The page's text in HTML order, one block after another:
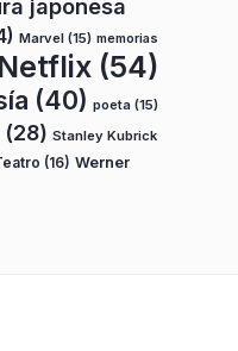
japonesa
Marvel (15) memorias
Netflix (54)
(40) poeta (15)
(28) Stanley Kubrick
(16) Werner